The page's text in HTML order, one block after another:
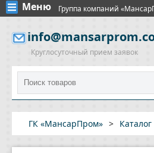
Меню Группа компаний
Круглосуточный прием заявок
ГК «МансарПром» > Каталог